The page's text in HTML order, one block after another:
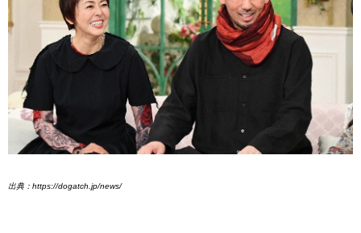
出典：https://dogatch.jp/news/